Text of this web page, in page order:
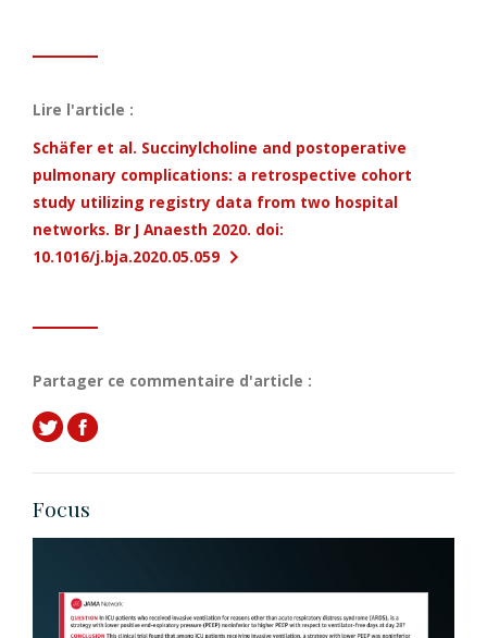
Lire l'article :
Schäfer et al. Succinylcholine and postoperative
pulmonary complications: a retrospective cohort
study utilizing registry data from two hospital
networks. Br J Anaesth 2020. doi:
10.1016/j.bja.2020.05.059
Partager ce commentaire d'article :
Focus